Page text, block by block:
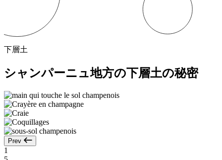
下層土
シャンパーニュ地方の下層土の秘密
Prev
1